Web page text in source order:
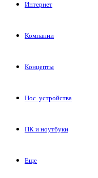
Интернет
Компании
Концепты
Нос. устройства
ПК и ноутбуки
Еще